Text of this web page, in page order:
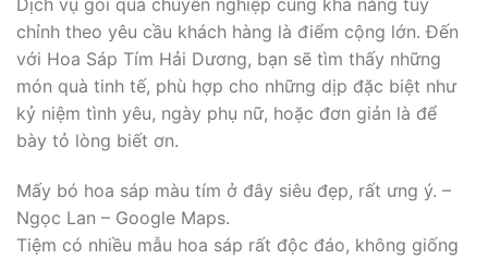
chỉnh theo yêu cầu khách hàng là điểm cộng lớn. Đến
với Hoa Sáp Tím Hải Dương, bạn sẽ tìm thấy những
món quà tinh tế, phù hợp cho những dịp đặc biệt như
kỷ niệm tình yêu, ngày phụ nữ, hoặc đơn giản là để
bày tỏ lòng biết ơn.
Mấy bó hoa sáp màu tím ở đây siêu đẹp, rất ưng ý. –
Ngọc Lan – Google Maps.
Tiệm có nhiều mẫu hoa sáp rất độc đáo, không giống